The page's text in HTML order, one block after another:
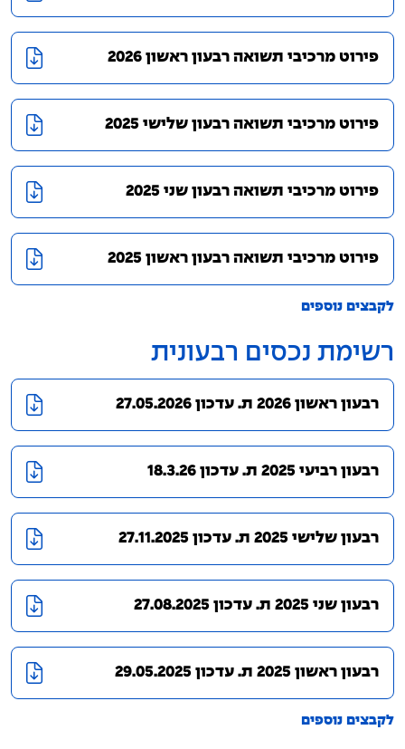
פירוט מרכיבי תשואה רבעון ראשון 2026
פירוט מרכיבי תשואה רבעון שלישי 2025
פירוט מרכיבי תשואה רבעון שני 2025
פירוט מרכיבי תשואה רבעון ראשון 2025
לקבצים נוספים
רשימת נכסים רבעונית
רבעון ראשון 2026 ת. עדכון 27.05.2026
רבעון רביעי 2025 ת. עדכון 18.3.26
רבעון שלישי 2025 ת. עדכון 27.11.2025
רבעון שני 2025 ת. עדכון 27.08.2025
רבעון ראשון 2025 ת. עדכון 29.05.2025
לקבצים נוספים